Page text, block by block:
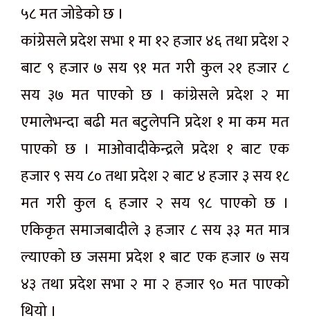
५८ मत जोडेको छ ।
कांग्रेसले प्रदेश सभा १ मा १२ हजार ४६ तथा प्रदेश २
बाट ९ हजार ७ सय ९१ मत गरी कुल २१ हजार ८
सय ३७ मत पाएको छ । कांग्रेसले प्रदेश २ मा
एमालेभन्दा बढी मत बटुलेपनि प्रदेश १ मा कम मत
पाएको छ । माओवादीकेन्द्रले प्रदेश १ बाट एक
हजार ९ सय ८० तथा प्रदेश २ बाट ४ हजार ३ सय १८
मत गरी कुल ६ हजार २ सय ९८ पाएको छ ।
एकिकृत समाजबादीले ३ हजार ८ सय ३३ मत मात्र
ल्याएको छ जसमा प्रदेश १ बाट एक हजार ७ सय
४३ तथा प्रदेश सभा २ मा २ हजार ९० मत पाएको
थियो ।